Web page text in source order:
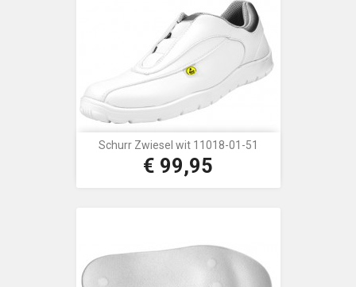
Schurr Zwiesel wit 11018-01-51
Prijs
€ 99,95